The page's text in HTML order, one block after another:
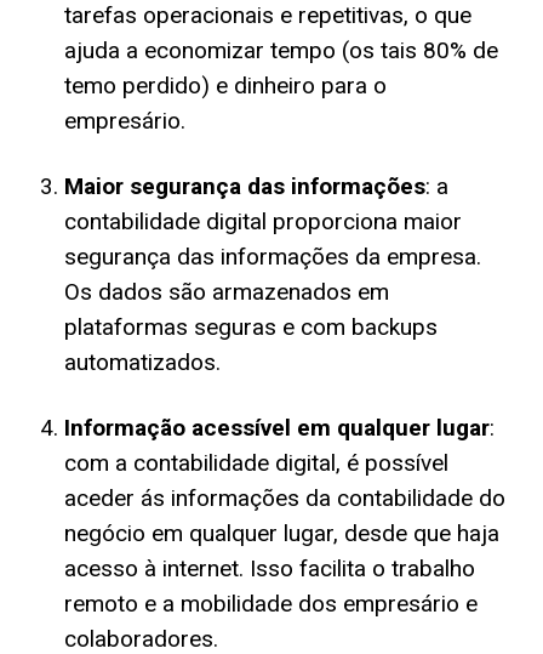
tarefas operacionais e repetitivas, o que
ajuda a economizar tempo (os tais 80% de
temo perdido) e dinheiro para o
empresário.
Maior segurança das informações: a
contabilidade digital proporciona maior
segurança das informações da empresa.
Os dados são armazenados em
plataformas seguras e com backups
automatizados.
Informação acessível em qualquer lugar:
com a contabilidade digital, é possível
aceder ás informações da contabilidade do
negócio em qualquer lugar, desde que haja
acesso à internet. Isso facilita o trabalho
remoto e a mobilidade dos empresário e
colaboradores.